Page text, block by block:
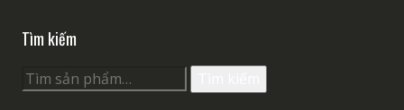
Tìm kiếm
Tìm
kiếm: